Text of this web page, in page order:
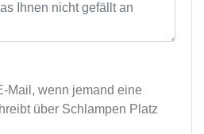
Mail, wenn jemand eine
über Schlampen Platz